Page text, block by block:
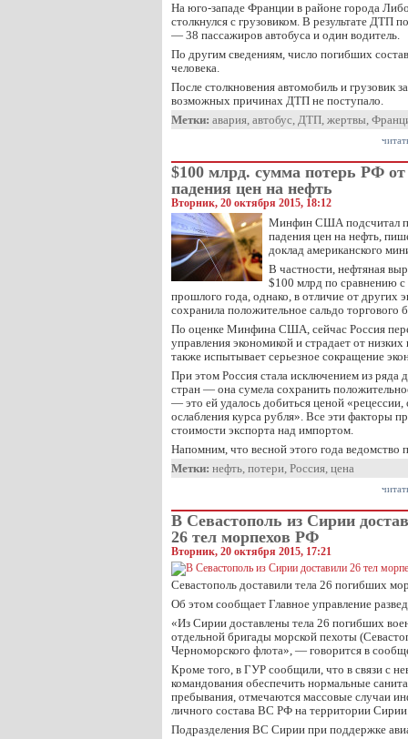
На юго-западе Франции в районе города
столкнулся с грузовиком. В результате ДТП
— 38 пассажиров автобуса и один водитель.
По другим сведениям, число погибших
человека.
После столкновения автомобиль и грузовик
возможных причинах ДТП не поступало.
Метки: авария, автобус, ДТП, жертвы,
$100 млрд. сумма потерь РФ от
падения цен на нефть
Вторник, 20 октября 2015, 18:12
Минфин США подсчитал
падения цен на нефть,
доклад американского
В частности, нефтяная
$100 млрд по сравнению
прошлого года, однако, в отличие от других
сохранила положительное сальдо торгового
По оценке Минфина США, сейчас Россия
управления экономикой и страдает от
также испытывает серьезное сокращение
При этом Россия стала исключением из
стран — она сумела сохранить
— это ей удалось добиться ценой
ослабления курса рубля». Все эти факторы
стоимости экспорта над импортом.
Напомним, что весной этого года ведомство
Метки: нефть, потери, Россия, цена
В Севастополь из Сирии
26 тел морпехов РФ
Вторник, 20 октября 2015, 17:21
Севастополь доставили тела 26 погибших
Об этом сообщает Главное управление
«Из Сирии доставлены тела 26 погибших
отдельной бригады морской пехоты
Черноморского флота», — говорится в
Кроме того, в ГУР сообщили, что в связи с
командования обеспечить нормальные
пребывания, отмечаются массовые случаи
личного состава ВС РФ на территории
Подразделения ВС Сирии при поддержке